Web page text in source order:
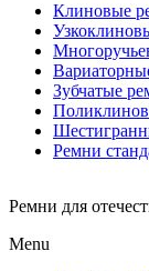
Клиновые
Зубчатые
Ремни
Ремни для
Menu